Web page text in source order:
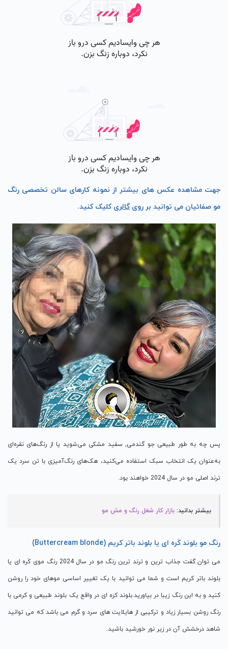
جهت مشاهده عکس های بیشتر از نمونه کارهای سالن تخصصی رنگ
مو صفائیان می توانید بر رویگالری کلیک کنید.
پس چه به طور طبیعی جو گندمی, سفید مشکی می‌شوید یا از رنگ‌های نقره‌ای
به‌عنوان یک انتخاب سبک استفاده می‌کنید، هک‌های رنگ‌آمیزی با تن سرد یک
ترند اصلی مو در سال 2024 خواهند بود.
بیشتر بدانید: بازار کار شغل رنگ و مش مو
رنگ مو بلوند کَره ای یا بلوند باتر کریم (Buttercream blonde)
می توان گفت جذاب ترین و ترند ترین رنگ مو در سال 2024 رنگ موی کَره ای یا
بلوند باتر کریم است و شما می توانید با یک تغییر اساسی موهای خود را روشن
کنید و به این رنگ زیبا در بیاورید.بلوند کرَه ای در واقع یک بلوند طبیعی و کرمی با
رنگ روشن بسیار زیاد و ترکیبی از هایلایت های سرد و گرم می باشد که می توانید
شاهد درخشش آن در زیر نور خورشید باشید.